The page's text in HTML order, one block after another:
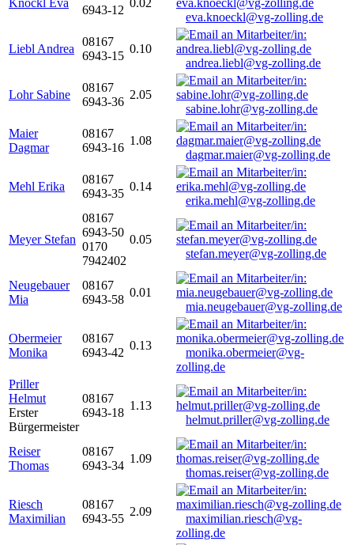
Knöckl Eva
6943-12
0.02
eva.knoeckl@vg-zolling.de
Liebl Andrea
08167
6943-15
0.10
andrea.liebl@vg-zolling.de
Lohr Sabine
08167
6943-36
2.05
sabine.lohr@vg-zolling.de
Maier
Dagmar
08167
6943-16
1.08
dagmar.maier@vg-zolling.de
Mehl Erika
08167
6943-35
0.14
erika.mehl@vg-zolling.de
Meyer Stefan
08167
6943-50
0170
7942402
0.05
stefan.meyer@vg-zolling.de
Neugebauer
Mia
08167
6943-58
0.01
mia.neugebauer@vg-zolling.de
Obermeier
Monika
08167
6943-42
0.13
monika.obermeier@vg-
zolling.de
Priller
Helmut
Erster
Bürgermeister
08167
6943-18
1.13
helmut.priller@vg-zolling.de
Reiser
Thomas
08167
6943-34
1.09
thomas.reiser@vg-zolling.de
Riesch
Maximilian
08167
6943-55
2.09
maximilian.riesch@vg-
zolling.de